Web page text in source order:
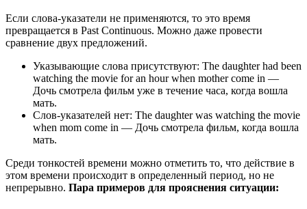
Если слова-указатели не применяются, то это время
превращается в Past Continuous. Можно даже провести
сравнение двух предложений.
Указывающие слова присутствуют: The daughter had been
watching the movie for an hour when mother come in —
Дочь смотрела фильм уже в течение часа, когда вошла
мать.
Слов-указателей нет: The daughter was watching the movie
when mom come in — Дочь смотрела фильм, когда вошла
мать.
Среди тонкостей времени можно отметить то, что действие в
этом времени происходит в определенный период, но не
непрерывно. Пара примеров для прояснения ситуации: